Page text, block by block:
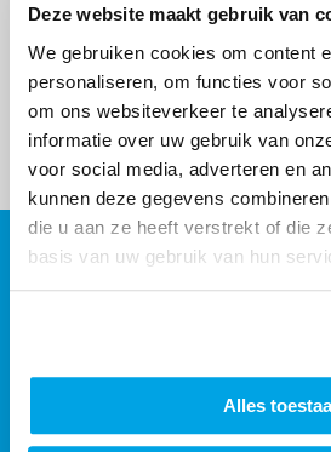
Deze website maakt gebruik van
We gebruiken cookies om content
personaliseren, om functies voor
om ons websiteverkeer te
informatie over uw gebruik van
voor social media, adverteren en
kunnen deze gegevens
die u aan ze heeft verstrekt of die
basis van uw gebruik van hun
Alles
onderstaande link:
https://www.rijksoverheid.nl/
Contactinformatie